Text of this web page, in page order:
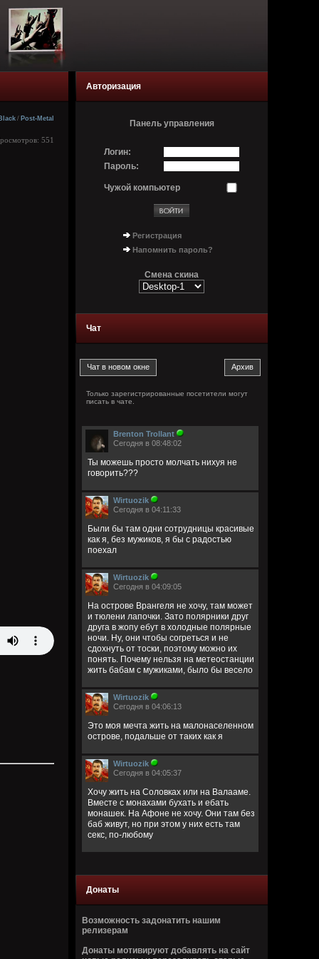
Black / Post-Metal
551
Авторизация
Панель управления
Логин:
Пароль:
Чужой компьютер
Регистрация
Напомнить пароль?
Смена скина
Чат
Только зарегистрированные посетители могут
писать в чате.
Brenton Trollant
Сегодня в 08:48:02
Ты можешь просто молчать нихуя не
говорить???
Wirtuozik
Сегодня в 04:11:33
Были бы там одни сотрудницы красивые
как я, без мужиков, я бы с радостью
поехал
Wirtuozik
Сегодня в 04:09:05
На острове Врангеля не хочу, там может
и тюлени лапочки. Зато полярники друг
друга в жопу ебут в холодные полярные
ночи. Ну, они чтобы согреться и не
сдохнуть от тоски, поэтому можно их
понять. Почему нельзя на метеостанции
жить бабам с мужиками, было бы весело
Wirtuozik
Сегодня в 04:06:13
Это моя мечта жить на малонаселенном
острове, подальше от таких как я
Wirtuozik
Сегодня в 04:05:37
Хочу жить на Соловках или на Валааме.
Вместе с монахами бухать и ебать
монашек. На Афоне не хочу. Они там без
баб живут, но при этом у них есть там
секс, по-любому
Деревянные церкви Руси
В этих срубах есть сердце и вены
Bestial
Донаты
Возможность задонатить нашим
релизерам
Донаты мотивируют добавлять на сайт